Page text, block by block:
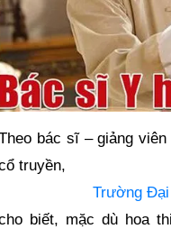
bác sĩ – giảng
truyền,
Trường
biết, mặc dù hoa